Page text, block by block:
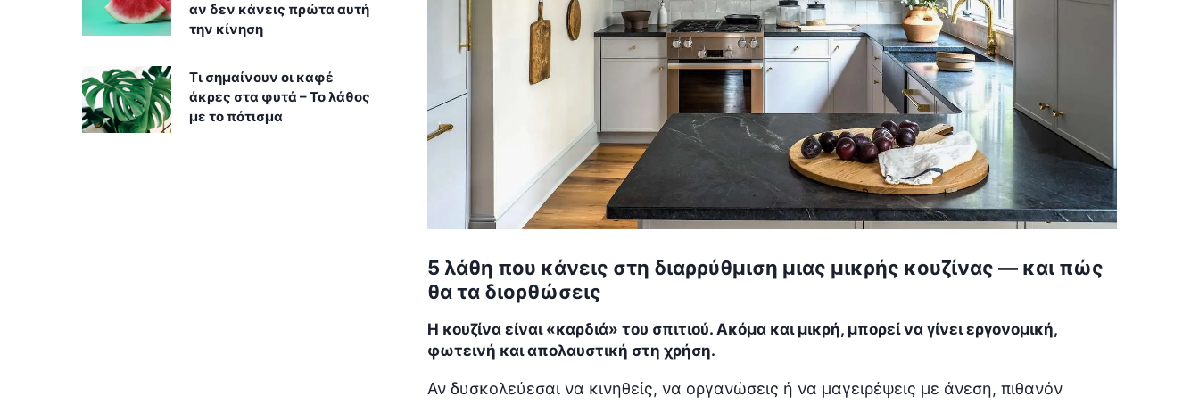
5 λάθη που κάνεις στη διαρρύθμιση μιας μικρής κουζίνας — και πώς
θα τα διορθώσεις
Η κουζίνα είναι «καρδιά» του σπιτιού. Ακόμα και μικρή, μπορεί να γίνει εργονομική,
φωτεινή και απολαυστική στη χρήση.
Αν δυσκολεύεσαι να κινηθείς, να οργανώσεις ή να μαγειρέψεις με άνεση, πιθανόν
αν δεν κάνεις πρώτα αυτή
την κίνηση
Τι σημαίνουν οι καφέ
άκρες στα φυτά – Το λάθος
με το πότισμα